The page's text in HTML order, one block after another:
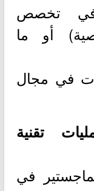
في تخصص
أو ما
عن 3 سنوات في مجال
تقنية
في